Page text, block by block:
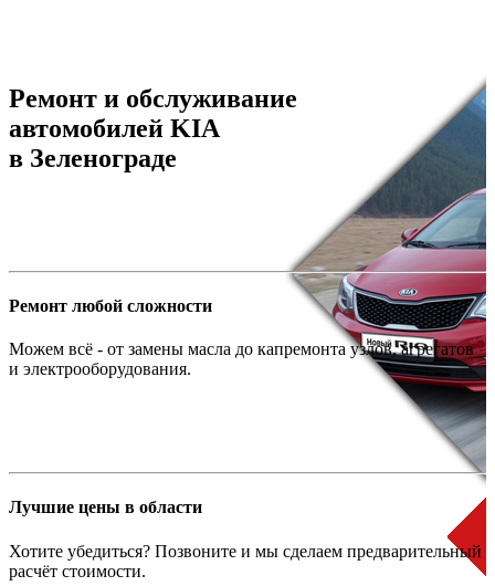
Ремонт и обслуживание
автомобилей KIA
в Зеленограде
Ремонт любой сложности
Можем всё - от замены масла до капремонта узлов, агрегатов
и электрооборудования.
Лучшие цены в области
Хотите убедиться? Позвоните и мы сделаем предварительный
расчёт стоимости.